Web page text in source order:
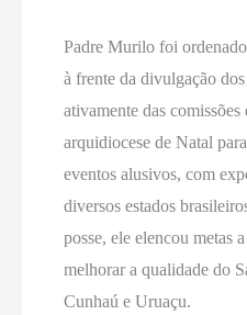
Padre Murilo foi
à frente da divulgação
ativamente das comissões
arquidiocese de Natal
eventos alusivos, com
diversos estados
posse, ele elencou metas
melhorar a qualidade do
Cunhaú e Uruaçu.